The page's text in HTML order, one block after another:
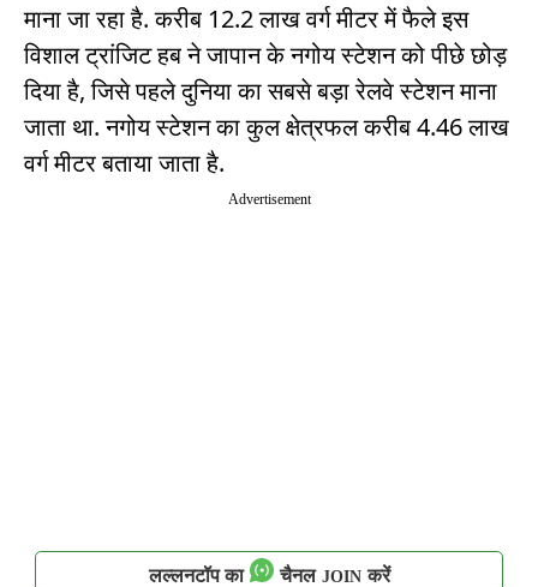
माना जा रहा है. करीब 12.2 लाख वर्ग मीटर में फैले इस
विशाल ट्रांजिट हब ने जापान के नगोय स्टेशन को पीछे छोड़
दिया है, जिसे पहले दुनिया का सबसे बड़ा रेलवे स्टेशन माना
जाता था. नगोय स्टेशन का कुल क्षेत्रफल करीब 4.46 लाख
वर्ग मीटर बताया जाता है.
Advertisement
लल्लनटॉप का चैनल JOIN करें